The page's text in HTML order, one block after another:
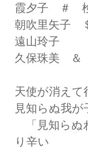
霞夕子 ＃
朝吹里矢子
遠山玲子
久保珠美 ＆
天使が消え
見知らぬ我
「見知らぬ
り辛い